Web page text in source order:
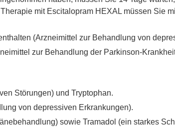
mit Escitalopram HEXAL müssen Sie
(Arzneimittel zur Behandlung von
zur Behandlung der Parkinson-
Störungen) und Tryptophan.
von depressiven Erkrankungen).
sowie Tramadol (ein starkes